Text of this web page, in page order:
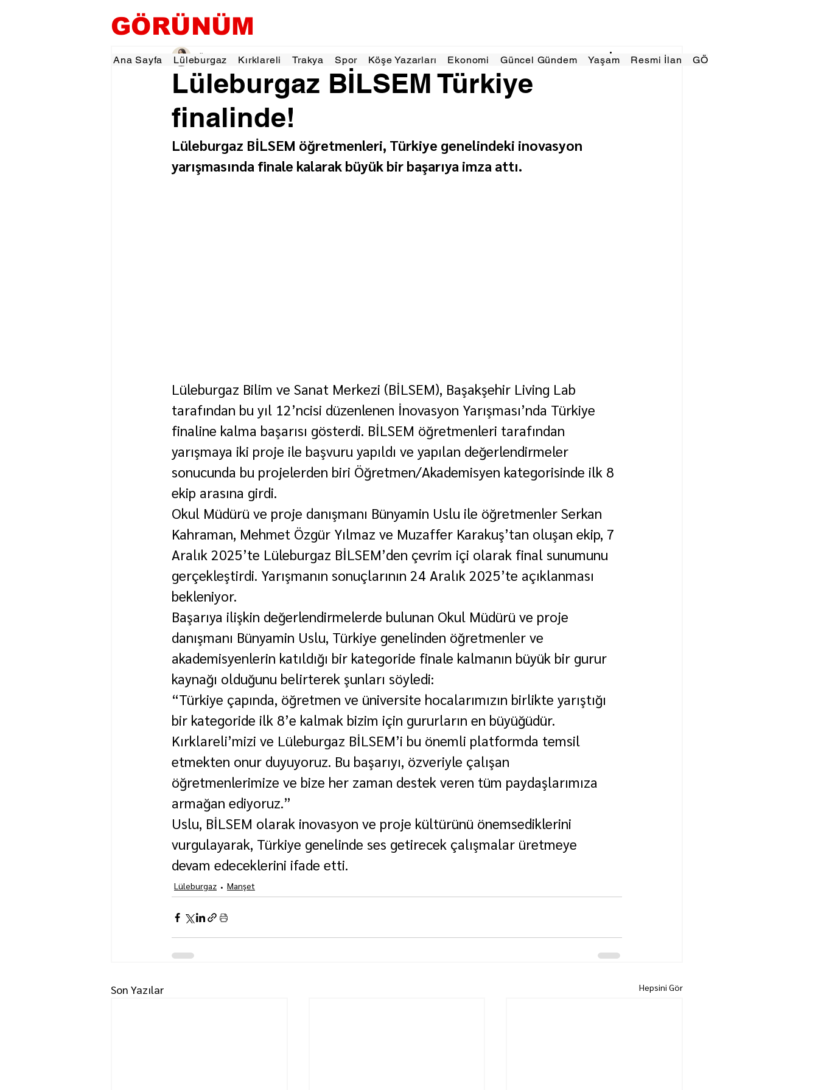
GÖRÜNÜM
Ana Sayfa Lüleburgaz Kırklareli Trakya Spor Köşe Yazarları Ekonomi Güncel Gündem Yaşam Resmi İlan GÖRÜNÜMTV
Lüleburgaz BİLSEM Türkiye
finalinde!
Özlem KARAKOYUN 9 Ara 2025 1 dakikada okunur
Lüleburgaz BİLSEM öğretmenleri, Türkiye genelindeki inovasyon
yarışmasında finale kalarak büyük bir başarıya imza attı.
Lüleburgaz Bilim ve Sanat Merkezi (BİLSEM), Başakşehir Living Lab
tarafından bu yıl 12’ncisi düzenlenen İnovasyon Yarışması’nda Türkiye
finaline kalma başarısı gösterdi. BİLSEM öğretmenleri tarafından
yarışmaya iki proje ile başvuru yapıldı ve yapılan değerlendirmeler
sonucunda bu projelerden biri Öğretmen/Akademisyen kategorisinde ilk 8
ekip arasına girdi.
Okul Müdürü ve proje danışmanı Bünyamin Uslu ile öğretmenler Serkan
Kahraman, Mehmet Özgür Yılmaz ve Muzaffer Karakuş’tan oluşan ekip, 7
Aralık 2025’te Lüleburgaz BİLSEM’den çevrim içi olarak final sunumunu
gerçekleştirdi. Yarışmanın sonuçlarının 24 Aralık 2025’te açıklanması
bekleniyor.
Başarıya ilişkin değerlendirmelerde bulunan Okul Müdürü ve proje
danışmanı Bünyamin Uslu, Türkiye genelinden öğretmenler ve
akademisyenlerin katıldığı bir kategoride finale kalmanın büyük bir gurur
kaynağı olduğunu belirterek şunları söyledi:
“Türkiye çapında, öğretmen ve üniversite hocalarımızın birlikte yarıştığı
bir kategoride ilk 8’e kalmak bizim için gururların en büyüğüdür.
Kırklareli’mizi ve Lüleburgaz BİLSEM’i bu önemli platformda temsil
etmekten onur duyuyoruz. Bu başarıyı, özveriyle çalışan
öğretmenlerimize ve bize her zaman destek veren tüm paydaşlarımıza
armağan ediyoruz.”
Uslu, BİLSEM olarak inovasyon ve proje kültürünü önemsediklerini
vurgulayarak, Türkiye genelinde ses getirecek çalışmalar üretmeye
devam edeceklerini ifade etti.
Lüleburgaz Manşet
Son Yazılar Hepsini Gör